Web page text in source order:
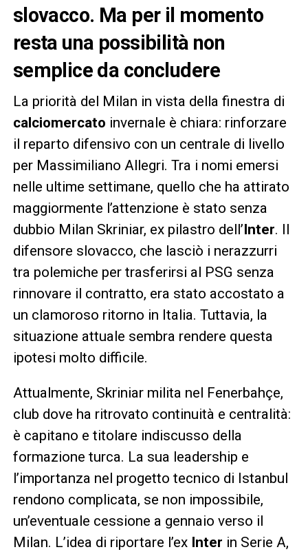
slovacco. Ma per il momento
resta una possibilità non
semplice da concludere
La priorità del Milan in vista della finestra di
calciomercato invernale è chiara: rinforzare
il reparto difensivo con un centrale di livello
per Massimiliano Allegri. Tra i nomi emersi
nelle ultime settimane, quello che ha attirato
maggiormente l’attenzione è stato senza
dubbio Milan Skriniar, ex pilastro dell’Inter. Il
difensore slovacco, che lasciò i nerazzurri
tra polemiche per trasferirsi al PSG senza
rinnovare il contratto, era stato accostato a
un clamoroso ritorno in Italia. Tuttavia, la
situazione attuale sembra rendere questa
ipotesi molto difficile.
Attualmente, Skriniar milita nel Fenerbahçe,
club dove ha ritrovato continuità e centralità:
è capitano e titolare indiscusso della
formazione turca. La sua leadership e
l’importanza nel progetto tecnico di Istanbul
rendono complicata, se non impossibile,
un’eventuale cessione a gennaio verso il
Milan. L’idea di riportare l’ex Inter in Serie A,